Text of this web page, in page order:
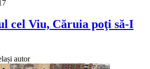
cel Viu, Căruia poţi să-I
autor